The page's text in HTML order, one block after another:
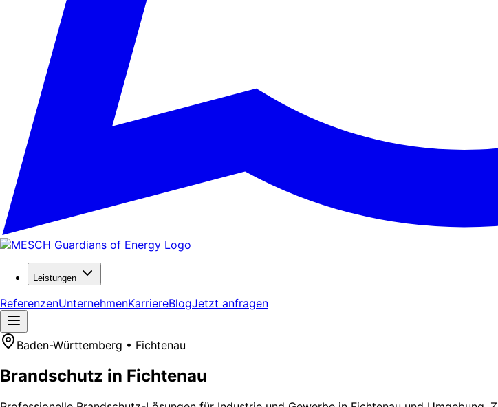
Leistungen
ReferenzenUnternehmenKarriereBlogJetzt anfragen
Baden-Württemberg • Fichtenau
Brandschutz in Fichtenau